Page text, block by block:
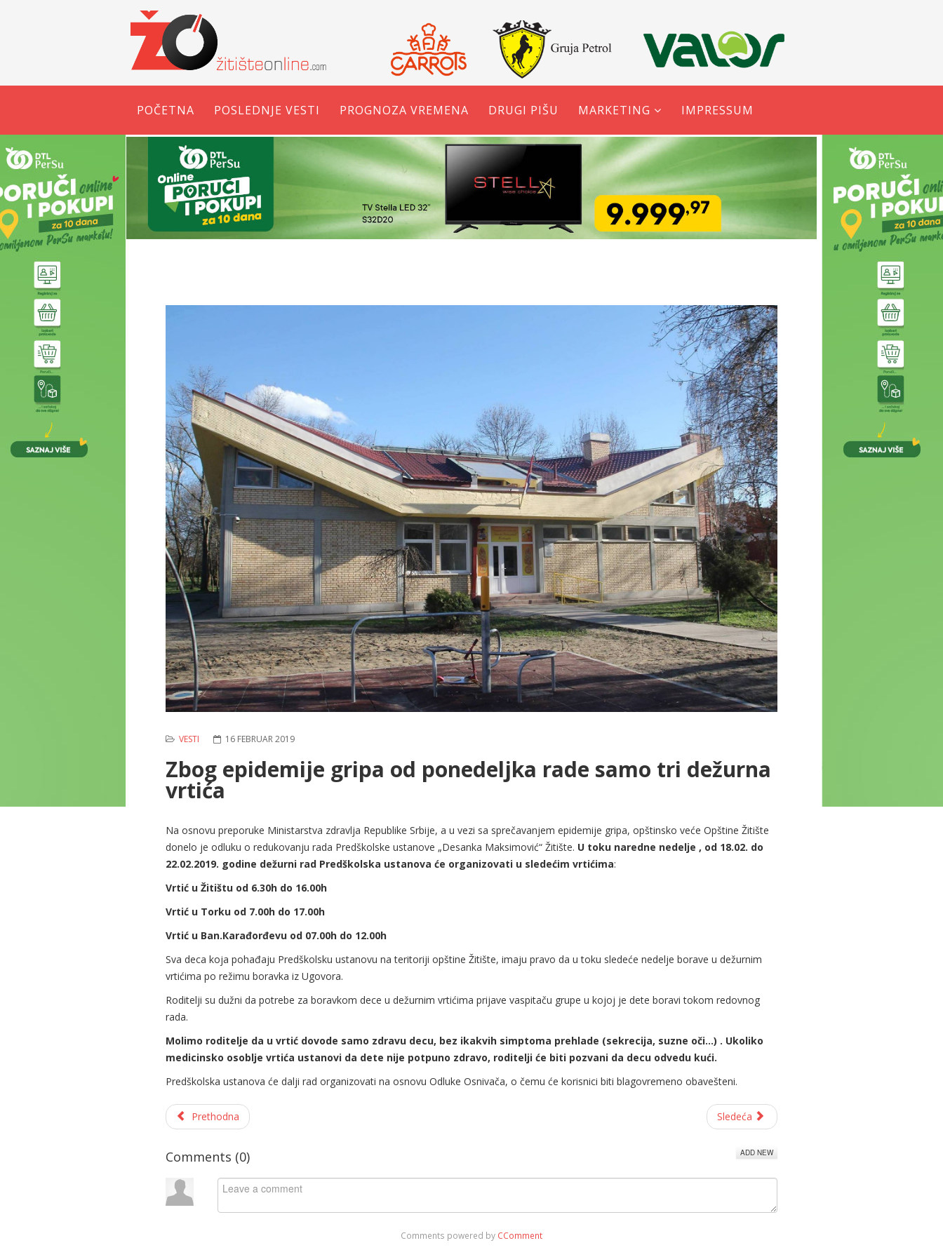
POČETNA POSLEDNJE VESTI PROGNOZA VREMENA DRUGI PIŠU MARKETING IMPRESSUM
VESTI 16 FEBRUAR 2019
Zbog epidemije gripa od ponedeljka rade samo tri dežurna
vrtića
Na osnovu preporuke Ministarstva zdravlja Republike Srbije, a u vezi sa sprečavanjem epidemije gripa, opštinsko veće Opštine Žitište
donelo je odluku o redukovanju rada Predškolske ustanove „Desanka Maksimović“ Žitište. U toku naredne nedelje , od 18.02. do
22.02.2019. godine dežurni rad Predškolska ustanova će organizovati u sledećim vrtićima:
Vrtić u Žitištu od 6.30h do 16.00h
Vrtić u Torku od 7.00h do 17.00h
Vrtić u Ban.Кarađorđevu od 07.00h do 12.00h
Sva deca koja pohađaju Predškolsku ustanovu na teritoriji opštine Žitište, imaju pravo da u toku sledeće nedelje borave u dežurnim
vrtićima po režimu boravka iz Ugovora.
Roditelji su dužni da potrebe za boravkom dece u dežurnim vrtićima prijave vaspitaču grupe u kojoj je dete boravi tokom redovnog
rada.
Molimo roditelje da u vrtić dovode samo zdravu decu, bez ikakvih simptoma prehlade (sekrecija, suzne oči...) . Ukoliko
medicinsko osoblje vrtića ustanovi da dete nije potpuno zdravo, roditelji će biti pozvani da decu odvedu kući.
Predškolska ustanova će dalji rad organizovati na osnovu Odluke Osnivača, o čemu će korisnici biti blagovremeno obavešteni.
Prethodna Sledeća
Comments (0) ADD NEW
Comments powered by CComment